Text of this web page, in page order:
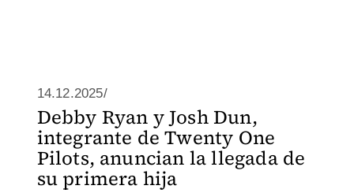
14.12.2025/
Debby Ryan y Josh Dun,
integrante de Twenty One
Pilots, anuncian la llegada de
su primera hija